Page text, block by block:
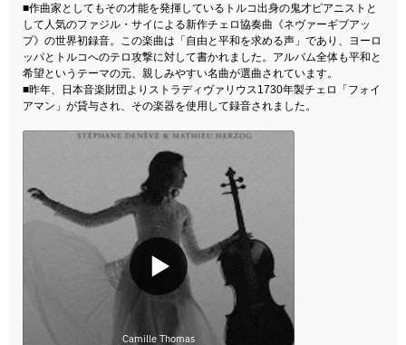
■作曲家としてもその才能を発揮しているトルコ出身の鬼才ピアニストと
して人気のファジル・サイによる新作チェロ協奏曲《ネヴァーギブアッ
プ》の世界初録音。この楽曲は「自由と平和を求める声」であり、ヨーロ
ッパとトルコへのテロ攻撃に対して書かれました。アルバム全体も平和と
希望というテーマの元、親しみやすい名曲が選曲されています。
■昨年、日本音楽財団よりストラディヴァリウス1730年製チェロ「フォイ
アマン」が貸与され、その楽器を使用して録音されました。